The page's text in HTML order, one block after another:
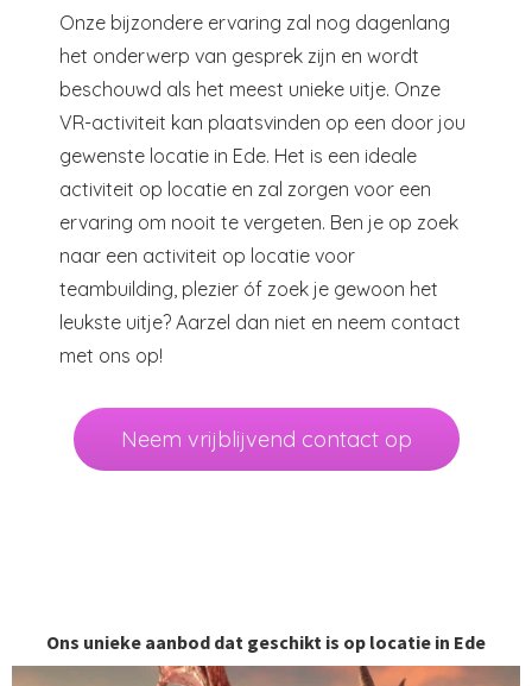
Onze bijzondere ervaring zal nog dagenlang
het onderwerp van gesprek zijn en wordt
beschouwd als het meest unieke uitje. Onze
VR-activiteit kan plaatsvinden op een door jou
gewenste locatie in Ede. Het is een ideale
activiteit op locatie en zal zorgen voor een
ervaring om nooit te vergeten. Ben je op zoek
naar een activiteit op locatie voor
teambuilding, plezier óf zoek je gewoon het
leukste uitje? Aarzel dan niet en neem contact
met ons op!
Neem vrijblijvend contact op
Ons unieke aanbod dat geschikt is op locatie in Ede